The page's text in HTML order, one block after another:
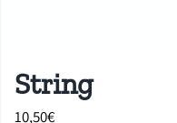
String
10,50€